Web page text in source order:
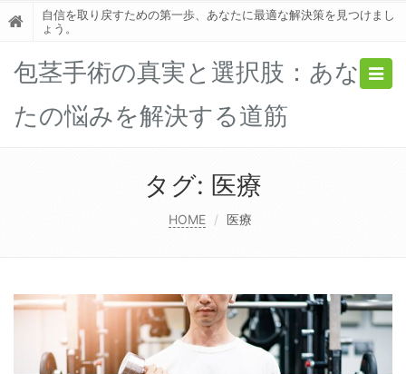
自信を取り戻すための第一歩、あなたに最適な解決策を見つけまし
ょう。
包茎手術の真実と選択肢：あな
たの悩みを解決する道筋
タグ: 医療
HOME 医療